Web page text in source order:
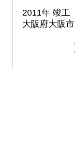
2011年 竣工
大阪府大阪市